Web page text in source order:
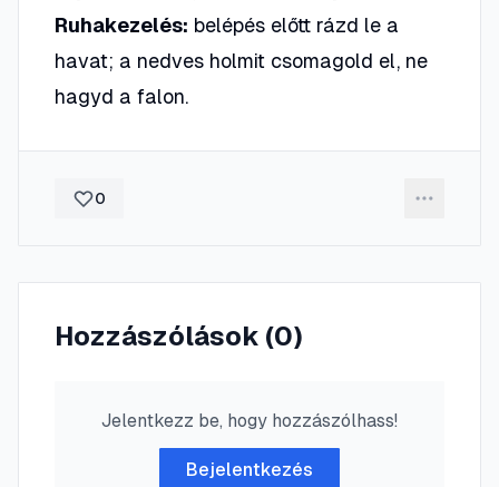
Ruhakezelés: belépés előtt rázd le a
havat; a nedves holmit csomagold el, ne
hagyd a falon.
0
Hozzászólások (0)
Jelentkezz be, hogy hozzászólhass!
Bejelentkezés